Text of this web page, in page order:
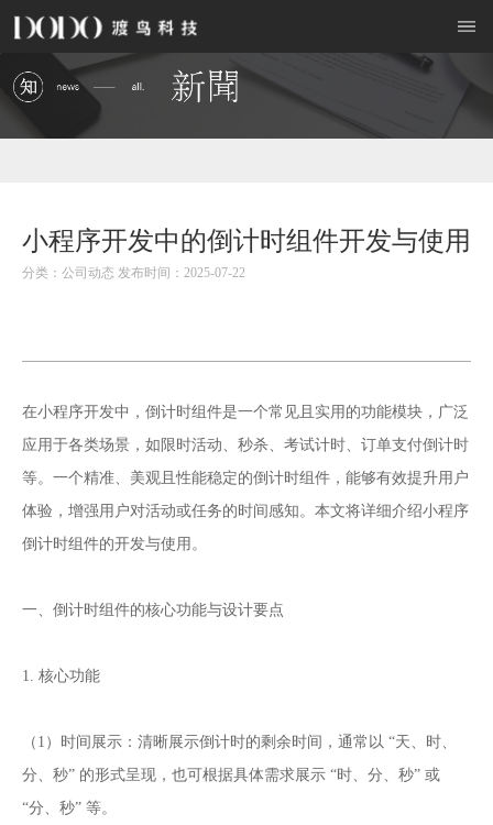
小程序开发中的倒计时组件开发与使用
分类：公司动态 发布时间：2025-07-22
在小程序开发中，倒计时组件是一个常见且实用的功能模块，广泛
应用于各类场景，如限时活动、秒杀、考试计时、订单支付倒计时
等。一个精准、美观且性能稳定的倒计时组件，能够有效提升用户
体验，增强用户对活动或任务的时间感知。本文将详细介绍小程序
倒计时组件的开发与使用。
一、倒计时组件的核心功能与设计要点
1. 核心功能
（1）时间展示：清晰展示倒计时的剩余时间，通常以 “天、时、
分、秒” 的形式呈现，也可根据具体需求展示 “时、分、秒” 或
“分、秒” 等。